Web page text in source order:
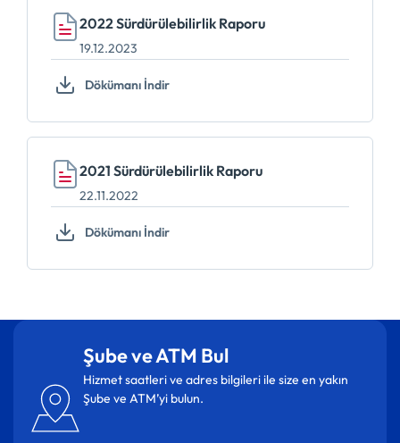
2022 Sürdürülebilirlik Raporu
19.12.2023
Dökümanı İndir
2021 Sürdürülebilirlik Raporu
22.11.2022
Dökümanı İndir
Şube ve ATM Bul
Hizmet saatleri ve adres bilgileri ile size en yakın
Şube ve ATM’yi bulun.